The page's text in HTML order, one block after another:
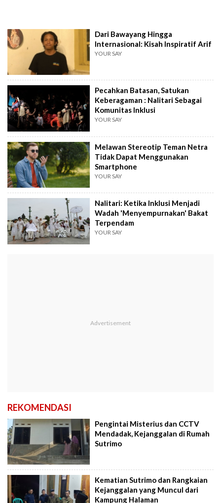
Dari Bawayang Hingga
Internasional: Kisah Inspiratif Arif
YOUR SAY
Pecahkan Batasan, Satukan
Keberagaman : Nalitari Sebagai
Komunitas Inklusi
YOUR SAY
Melawan Stereotip Teman Netra
Tidak Dapat Menggunakan
Smartphone
YOUR SAY
Nalitari: Ketika Inklusi Menjadi
Wadah 'Menyempurnakan' Bakat
Terpendam
YOUR SAY
REKOMENDASI
Pengintai Misterius dan CCTV
Mendadak, Kejanggalan di Rumah
Sutrimo
Kematian Sutrimo dan Rangkaian
Kejanggalan yang Muncul dari
Kampung Halaman